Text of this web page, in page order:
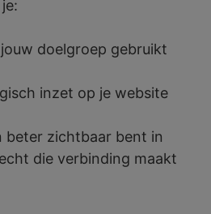
doelgroep gebruikt
inzet op je website
beter zichtbaar bent in
die verbinding maakt